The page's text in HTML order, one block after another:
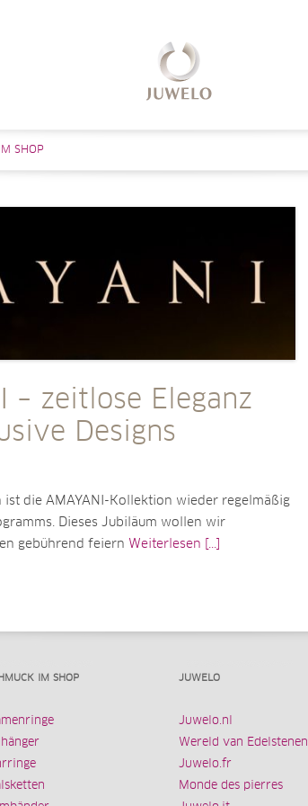
SHOP
– zeitlose Eleganz
Designs
ist die AMAYANI-Kollektion wieder regelmäßig
Dieses Jubiläum wollen wir
gebührend feiern Weiterlesen [...]
IM SHOP JUWELO
Juwelo.nl
Wereld van Edelstenen
Juwelo.fr
Monde des pierres